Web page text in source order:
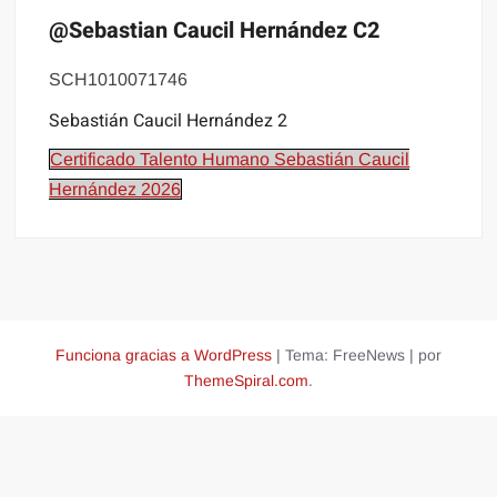
@Sebastian Caucil Hernández C2
SCH1010071746
Sebastián Caucil Hernández 2
Certificado Talento Humano Sebastián Caucil
Hernández 2026
Funciona gracias a WordPress | Tema: FreeNews | por
ThemeSpiral.com.